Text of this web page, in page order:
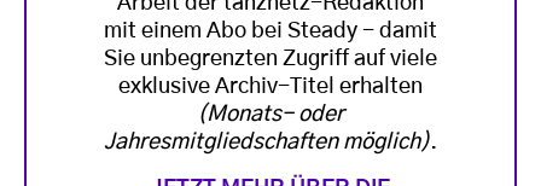
mit einem Abo bei Steady - damit
Sie unbegrenzten Zugriff auf viele
exklusive Archiv-Titel erhalten
(Monats- oder
Jahresmitgliedschaften möglich).